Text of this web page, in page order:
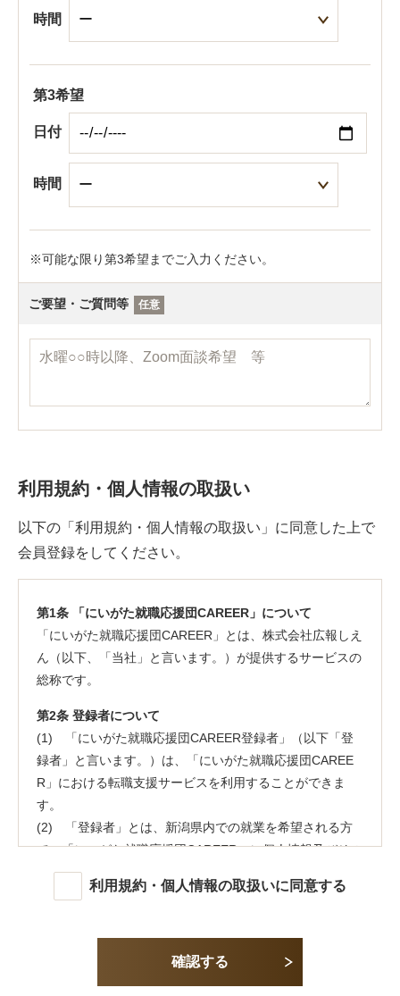
時間
第3希望
日付
時間
可能な限り第3希望までご入力ください。
ご要望・ご質問等 任意
利用規約・個人情報の取扱い
以下の「利用規約・個人情報の取扱い」に同意した上で
会員登録をしてください。
第1条 「にいがた就職応援団CAREER」について
「にいがた就職応援団CAREER」とは、株式会社広報しえ
ん（以下、「当社」と言います。）が提供するサービスの
総称です。
第2条 登録者について
(1) 「にいがた就職応援団CAREER登録者」（以下「登
録者」と言います。）は、「にいがた就職応援団CAREE
R」における転職支援サービスを利用することができま
す。
(2) 「登録者」とは、新潟県内での就業を希望される方
で、「にいがた就職応援団CAREER」に個人情報及びその
他の情報を登録し、当社が承認した方をいいます。
(3) 登録者は「にいがた就職応援団CAREER」に登録の
るものとみなします。不承諾の意思表示は、登録者登録を
しないことをもってのみ認められるものとします。
利用規約・個人情報の取扱いに同意する
確認する